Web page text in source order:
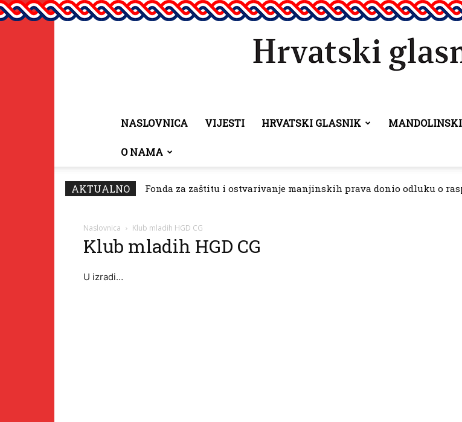
NASLOVNICA VIJESTI HRVATSKI GLASNIK
O NAMA
AKTUALNO Fonda za zaštitu i ostvarivanje manjinskih prava donio odluku o
Naslovnica Klub mladih HGD CG
Klub mladih HGD CG
U izradi…